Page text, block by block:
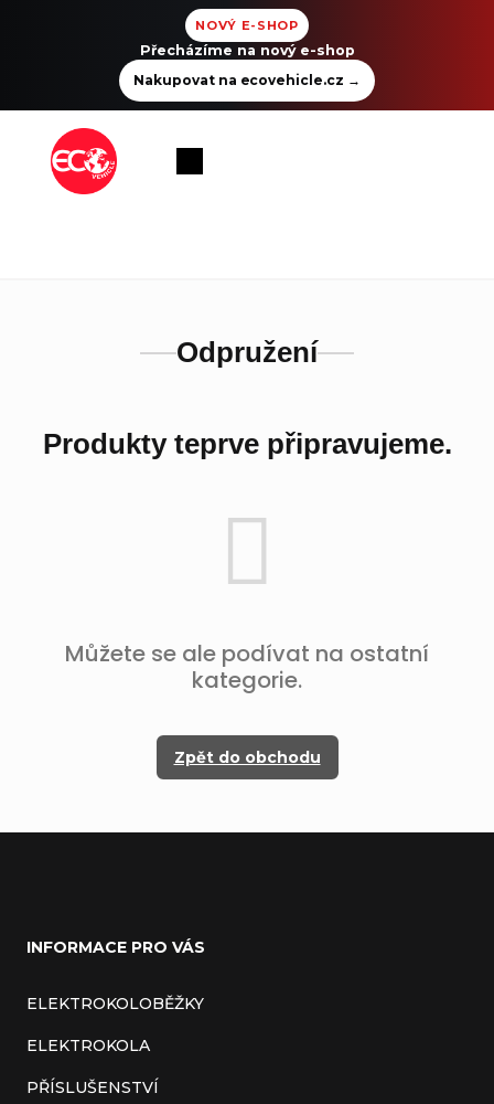
NOVÝ E-SHOP
Přecházíme na nový e-shop
Nakupovat na ecovehicle.cz →
Nákupní
Odpružení
Produkty teprve připravujeme.
Můžete se ale podívat na ostatní
kategorie.
Zpět do obchodu
INFORMACE PRO VÁS
ELEKTROKOLOBĚŽKY
ELEKTROKOLA
PŘÍSLUŠENSTVÍ